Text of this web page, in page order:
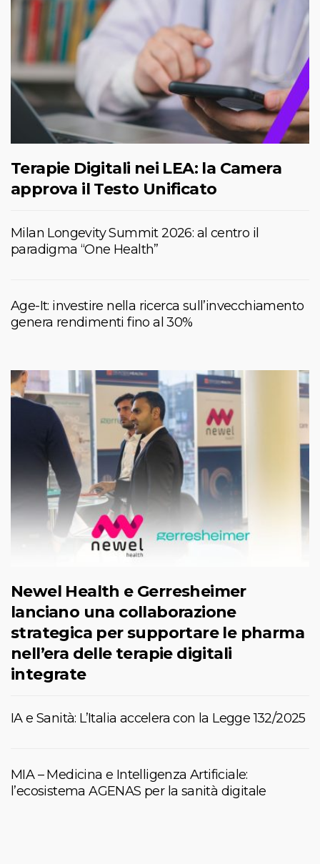
Terapie Digitali nei LEA: la Camera
approva il Testo Unificato
Milan Longevity Summit 2026: al centro il
paradigma “One Health”
Age-It: investire nella ricerca sull’invecchiamento
genera rendimenti fino al 30%
Newel Health e Gerresheimer
lanciano una collaborazione
strategica per supportare le pharma
nell’era delle terapie digitali
integrate
IA e Sanità: L’Italia accelera con la Legge 132/2025
MIA – Medicina e Intelligenza Artificiale:
l’ecosistema AGENAS per la sanità digitale